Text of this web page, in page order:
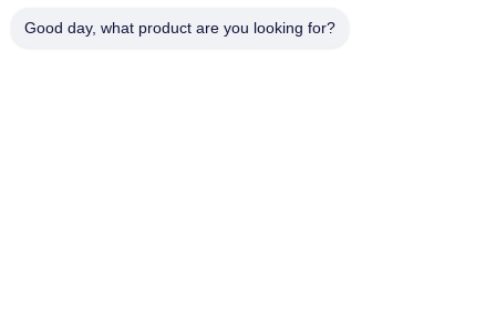
Good day, what product are you looking for?